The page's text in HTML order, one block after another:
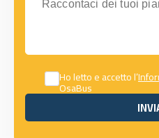
Ho letto e accetto l’
OsaBus